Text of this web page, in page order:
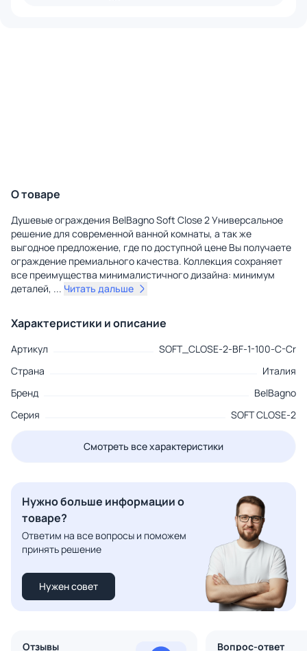
О товаре
Душевые ограждения BelBagno Soft Close 2 Универсальное
решение для современной ванной комнаты, а так же
выгодное предложение, где по доступной цене Вы получаете
ограждение премиального качества. Коллекция сохраняет
все преимущества минималистичного дизайна: минимум
деталей, ... Читать дальше
Характеристики и описание
Артикул
SOFT_CLOSE-2-BF-1-100-C-Cr
Страна
Италия
Бренд
BelBagno
Серия
SOFT CLOSE-2
Смотреть все характеристики
Нужно больше информации о
товаре?
Ответим на все вопросы и поможем
принять решение
Нужен совет
Отзывы Вопрос-ответ